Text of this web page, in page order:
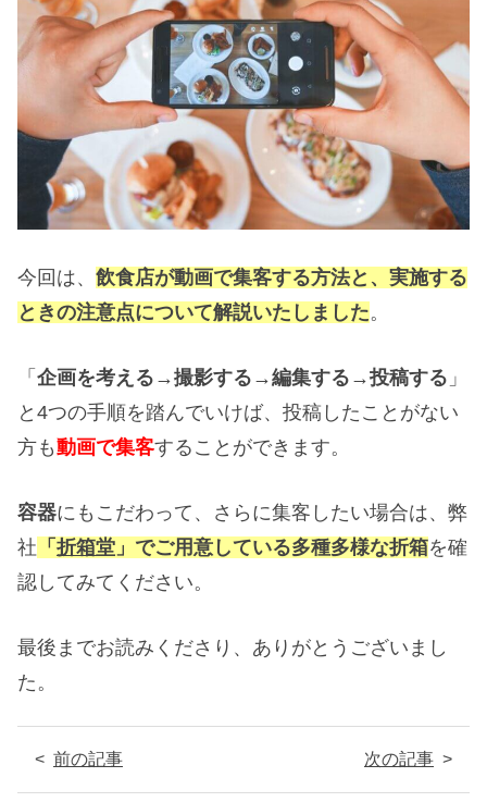
今回は、 飲食店が動画で集客する方法と、実施する
ときの注意点について解説いたしました。
「 企画を考える→撮影する→編集する→投稿する 」
と4つの手順を踏んでいけば、投稿したことがない
方も動画で集客することができます。
容器にもこだわって、さらに集客したい場合は、弊
社 「 折箱堂 」でご用意している多種多様な折箱を確
認してみてください。
最後までお読みくださり、ありがとうございまし
た。
前の記事 次の記事